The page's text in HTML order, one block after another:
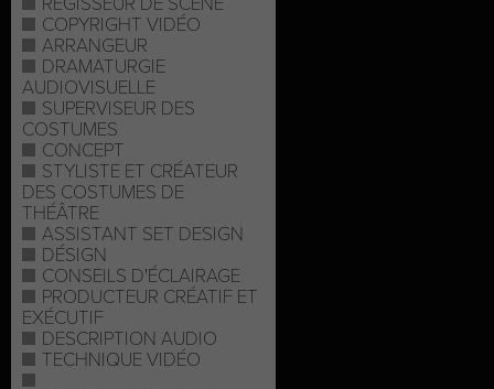
COPYRIGHT VIDÉO
ARRANGEUR
DRAMATURGIE
AUDIOVISUELLE
SUPERVISEUR DES
COSTUMES
CONCEPT
STYLISTE ET CRÉATEUR
DES COSTUMES DE
THÉÂTRE
ASSISTANT SET DESIGN
DÉSIGN
CONSEILS D'ÉCLAIRAGE
PRODUCTEUR CRÉATIF ET
EXÉCUTIF
DESCRIPTION AUDIO
TECHNIQUE VIDÉO